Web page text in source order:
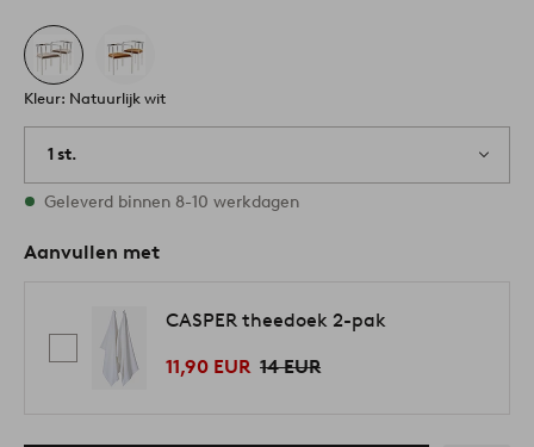
Kleur: Natuurlijk wit
1 st.
Op voorraad
Geleverd binnen 8-10 werkdagen
Aanvullen met
CASPER theedoek 2-pak
11,90 EUR 14 EUR